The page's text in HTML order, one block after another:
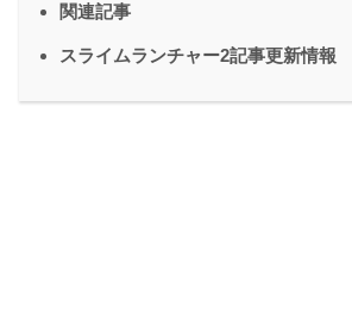
関連記事
スライムランチャー2記事更新情報